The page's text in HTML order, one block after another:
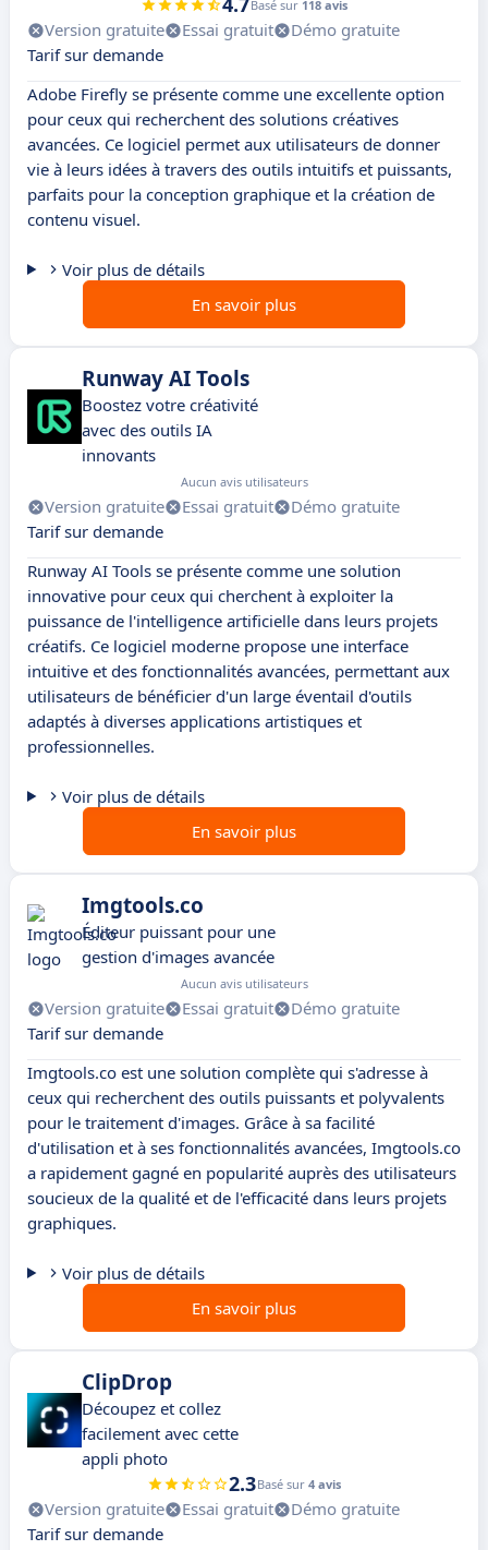
Basé sur 118 avis
Version gratuite Essai gratuit
Démo gratuite
Tarif sur demande
Adobe Firefly se présente comme une excellente option
pour ceux qui recherchent des solutions créatives
avancées. Ce logiciel permet aux utilisateurs de donner
vie à leurs idées à travers des outils intuitifs et puissants,
parfaits pour la conception graphique et la création de
contenu visuel.
Voir plus de détails
En savoir plus
Runway AI Tools
Boostez votre créativité
avec des outils IA
innovants
Aucun avis utilisateurs
Version gratuite Essai gratuit
Démo gratuite
Tarif sur demande
Runway AI Tools se présente comme une solution
innovative pour ceux qui cherchent à exploiter la
puissance de l'intelligence artificielle dans leurs projets
créatifs. Ce logiciel moderne propose une interface
intuitive et des fonctionnalités avancées, permettant aux
utilisateurs de bénéficier d'un large éventail d'outils
adaptés à diverses applications artistiques et
professionnelles.
Voir plus de détails
En savoir plus
Imgtools.co
Éditeur puissant pour une
gestion d'images avancée
Aucun avis utilisateurs
Version gratuite Essai gratuit
Démo gratuite
Tarif sur demande
Imgtools.co est une solution complète qui s'adresse à
ceux qui recherchent des outils puissants et polyvalents
pour le traitement d'images. Grâce à sa facilité
d'utilisation et à ses fonctionnalités avancées, Imgtools.co
a rapidement gagné en popularité auprès des utilisateurs
soucieux de la qualité et de l'efficacité dans leurs projets
graphiques.
Voir plus de détails
En savoir plus
ClipDrop
Découpez et collez
facilement avec cette
appli photo
2.3Basé sur 4 avis
Version gratuite Essai gratuit
Démo gratuite
Tarif sur demande